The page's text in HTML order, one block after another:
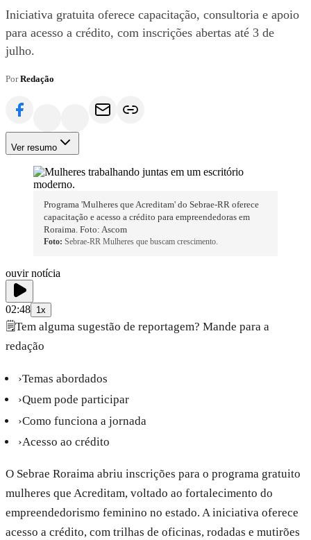
Iniciativa gratuita oferece capacitação, consultoria e apoio
para acesso a crédito, com inscrições abertas até 3 de
julho.
PorRedação
Ver resumo
Programa 'Mulheres que Acreditam' do Sebrae-RR oferece
capacitação e acesso a crédito para empreendedoras em
Roraima. Foto: Ascom
Foto: Sebrae-RR Mulheres que buscam crescimento.
ouvir notícia
02:48 1x
🗒️Tem alguma sugestão de reportagem? Mande para a
redação
›Temas abordados
›Quem pode participar
›Como funciona a jornada
›Acesso ao crédito
O Sebrae Roraima abriu inscrições para o programa gratuito
mulheres que Acreditam, voltado ao fortalecimento do
empreendedorismo feminino no estado. A iniciativa oferece
acesso a crédito, com trilhas de oficinas, rodadas e mutirões